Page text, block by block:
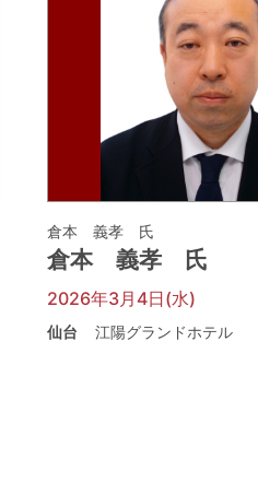
倉本 義孝 氏
倉本 義孝 氏
2026年3月4日(水)
仙台 江陽グランドホテル